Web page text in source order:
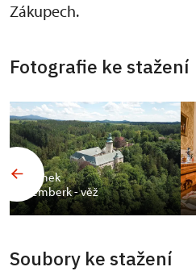
Zákupech.
Fotografie ke stažení
Zámek
Lemberk - věž
Soubory ke stažení